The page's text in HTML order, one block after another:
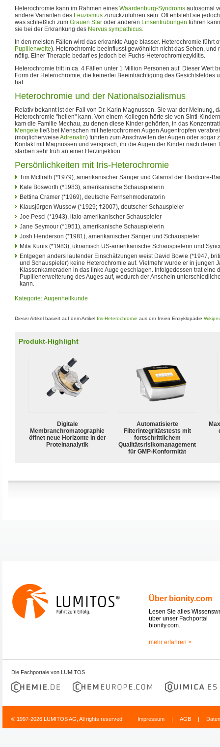
Heterochromie kann im Rahmen eines Waardenburg-Syndroms autosomal
andere Varianten des Leuzismus zurückzuführen sein. Oft entsteht sie
was schließlich zum Grauen Star oder anderen Linsentrübungen führen
sie bei der Erkrankung des Nervus sympathicus.
In den meisten Fällen wird das erkrankte Auge blasser. Heterochromie führt
Pupillenweite). Heterochromie beeinflusst gewöhnlich nicht das Sehen, und
nötig. Einer Therapie bedarf es jedoch bei Fuchs-Heterochromiezyklitis.
Heterochromie tritt in ca. 4 Fällen unter 1 Million Personen auf. Dieser Wert
Form der Heterochromie, die keinerlei Beeinträchtigung des Gesichtsfeldes
hat.
Heterochromie und der Nationalsozialismus
Relativ bekannt ist der Fall von Dr. Karin Magnussen. Sie war der Meinung,
Heterochromie "heilen" kann. Von einem Kollegen hörte sie von Sinti-
kam die Familie Mechau, zu denen diese Kinder gehörten, in das
Mengele ließ bei Menschen mit heterochromen Augen Augentropfen
(möglicherweise Adrenalin) führten zum Anschwellen der Augen oder sogar
Kontakt mit Magnussen und versprach, ihr die Augen der Kinder nach deren
starben sehr früh an einer Herzinjektion.
Persönlichkeiten mit Iris-Heterochromie
Tim McIlrath (*1979), amerikanischer Sänger und Gitarrist der Hardcore-
Kate Bosworth (*1983), amerikanische Schauspielerin
Bettina Cramer (*1969), deutsche Fernsehmoderatorin
Klausjürgen Wussow (*1929; †2007), deutscher Schauspieler
Joe Pesci (*1943), italo-amerikanischer Schauspieler
Jane Seymour (*1951), amerikanische Schauspielerin
Josh Henderson (*1981), amerikanischer Sänger und Schauspieler
Mila Kunis (*1983), ukrainisch US-amerikanische Schauspielerin und
Entgegen anders lautender Einschätzungen weist David Bowie (*1947,
und Schauspieler) keine Heterochromie auf. Vielmehr wurde er in jungen
Klassenkameraden in das linke Auge geschlagen. Infolgedessen trat eine
Pupillenerweiterung des Auges auf, wodurch der Anschein
kann.
Kategorie: Augenheilkunde
Dieser Artikel basiert auf dem Artikel Iris-Heterochromie aus der freien Enzyklopädie
Produkt-Highlight
Digitale
Membranchromatographie
öffnet neue Horizonte in der
Proteinanalytik
Automatisierte
Filterintegritätstests mit
fortschrittlichem
Qualitätsrisikomanagement
für GMP-Konformität
Über bionity.com
Lesen Sie alles
über unser Fachportal
bionity.com.
mehr erfahren >
Die Fachportale von LUMITOS
© 1997-2026 LUMITOS AG, All rights reserved Impressum | AGB |